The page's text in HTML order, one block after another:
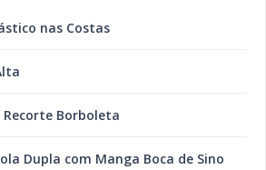
nas Costas
Recorte Borboleta
Dupla com Manga Boca de Sino